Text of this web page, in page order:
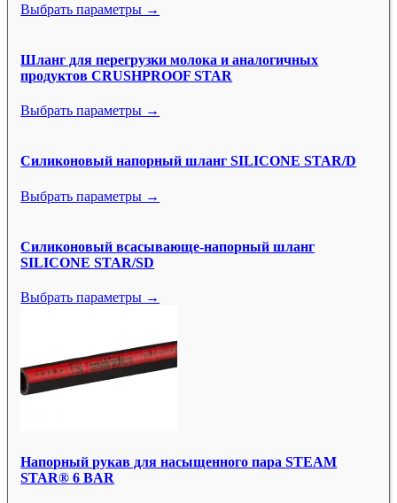
Выбрать параметры →
Шланг для перегрузки молока и аналогичных
продуктов CRUSHPROOF STAR
Выбрать параметры →
Силиконовый напорный шланг SILICONE STAR/D
Выбрать параметры →
Силиконовый всасывающе-напорный шланг
SILICONE STAR/SD
Выбрать параметры →
Напорный рукав для насыщенного пара STEAM
STAR® 6 BAR